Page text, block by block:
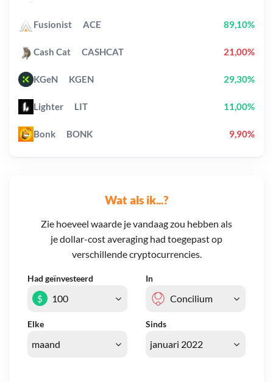
Wat als ik...?
Zie hoeveel waarde je vandaag zou hebben als
je dollar-cost averaging had toegepast op
verschillende cryptocurrencies.
Had geïnvesteerd In
Elke Sinds
$
Fusionist ACE 89,10%
Cash Cat CASHCAT 21,00%
KGeN KGEN 29,30%
Lighter LIT 11,00%
Bonk BONK 9,90%